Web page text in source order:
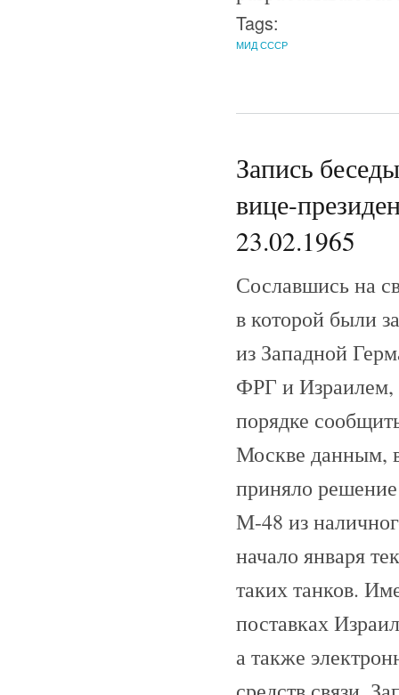
Tags:
МИД СССР
Запись
вице-
23.02.1965
Сославшись на
в которой были
из Западной
ФРГ и Израилем,
порядке
Москве данным,
приняло
М-48 из
начало января
таких танков.
поставках
а также